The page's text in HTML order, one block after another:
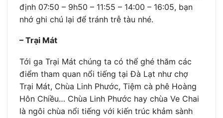
định 07:50 – 9h50 – 11:55 – 14:00 – 16:05, bạn
nhớ ghi chú lại để tránh trễ tàu nhé.
– Trại Mát
Tới ga Trại Mát chúng ta có thể ghé thăm các
điểm tham quan nổi tiếng tại Đà Lạt như chợ
Trại Mát, Chùa Linh Phước, Tiệm cà phê Hoàng
Hôn Chiều… Chùa Linh Phước hay chùa Ve Chai
là ngôi chùa nổi tiếng với kiến trúc khảm sành